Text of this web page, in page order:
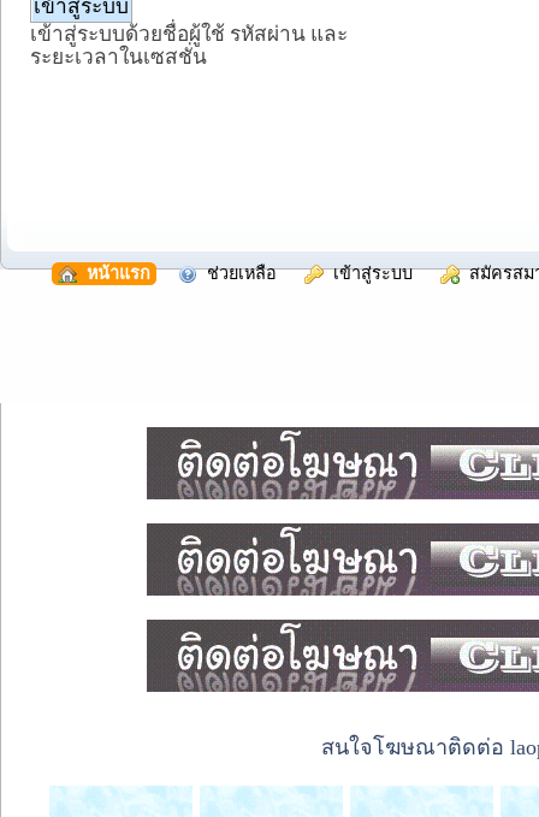
เข้าสู่ระบบด้วยชื่อผู้ใช้ รหัสผ่าน และ
ระยะเวลาในเซสชั่น
หน้าแรก ช่วยเหลือ เข้าสู่ระบบ สมัครสม
สนใจโฆษณาติดต่อ